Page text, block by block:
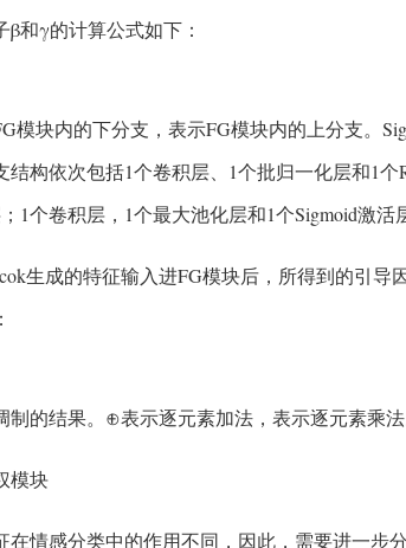
β和γ的计算公式如下：
模块内的下分支，表示FG模块内的上分支。
结构依次包括1个卷积层、1个批归一化层和1
1个卷积层，1个最大池化层和1个Sigmoid激活
生成的特征输入进FG模块后，所得到的引
制的结果。⊕表示逐元素加法，表示逐元素乘法
模块
在情感分类中的作用不同，因此，需要进一步